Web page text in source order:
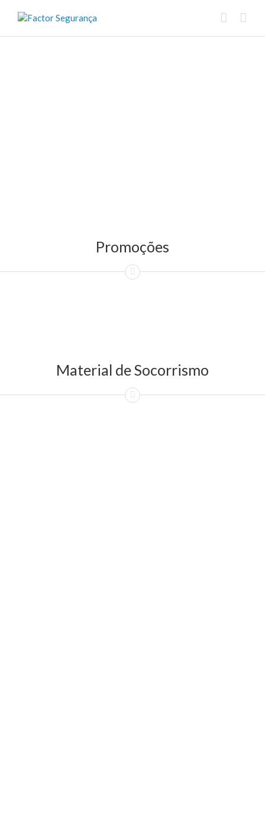
Promoções
Material de Socorrismo